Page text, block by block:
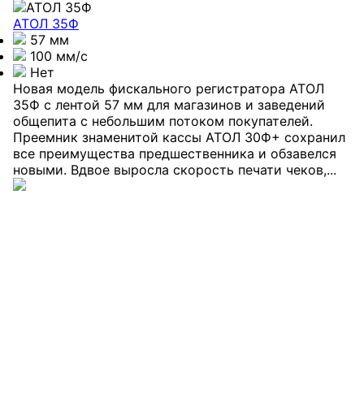
АТОЛ 35Ф
57 мм
100 мм/с
Нет
Новая модель фискального регистратора АТОЛ
35Ф с лентой 57 мм для магазинов и заведений
общепита с небольшим потоком покупателей.
Преемник знаменитой кассы АТОЛ 30Ф+ сохранил
все преимущества предшественника и обзавелся
новыми. Вдвое выросла скорость печати чеков,...